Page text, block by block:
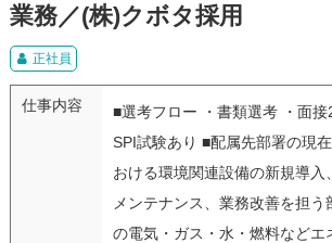
業務／(株)クボタ採用
正社員
仕事内容
■選考フロー ・書類選考 ・面接
SPI試験あり ■配属先部署の現
おける環境関連設備の新規導入
メンテナンス、業務改善を担
の電気・ガス・水・燃料などエ